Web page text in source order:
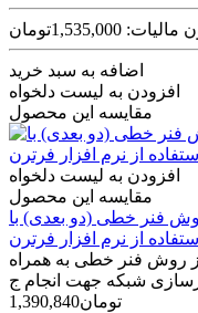
1,535,000تومان
اضافه به سبد خرید
افزودن به لیست دلخواه
مقایسه این محصول
افزودن به لیست دلخواه
مقایسه این محصول
فنر خطی (دو بعدی) با
استفاده از نرم افزار فرترن
روش فنر خطی به همراه
1,390,840تومان